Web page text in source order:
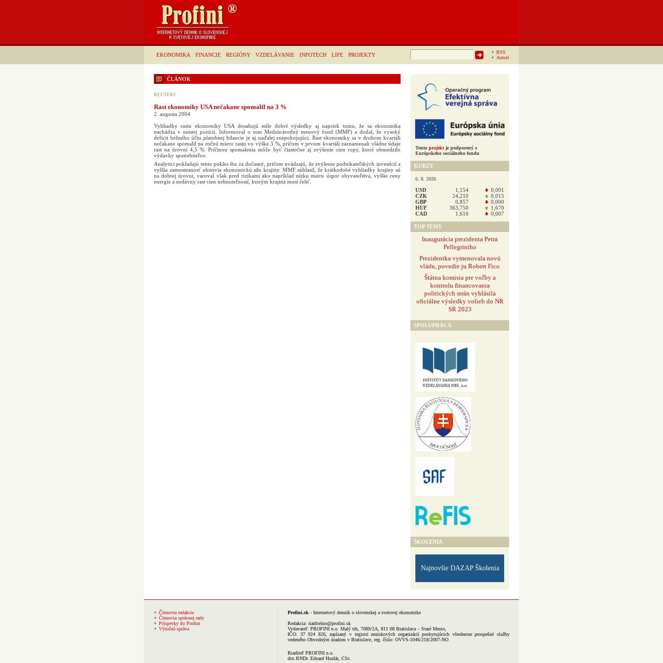
EKONOMIKA FINANCIE REGIÓNY VZDELÁVANIE INFOTECH LIFE PROJEKTY
RSS
Autori
Hľadať:
ČLÁNOK
REUTERS
Rast ekonomiky USA nečakane spomalil na 3 %
2. augusta 2004
Vyhliadky rastu ekonomiky USA dosahujú stále dobré výsledky aj napriek tomu, že sa ekonomika
nachádza v neistej pozícii. Informoval o tom Medzinárodný menový fond (MMF) a dodal, že vysoký
deficit bežného účtu platobnej bilancie je aj naďalej znepokojujúci. Rast ekonomiky sa v druhom kvartáli
nečakane spomalil na ročnú mieru rastu vo výške 3 %, pričom v prvom kvartáli zaznamenali vládne údaje
rast na úrovni 4,5 %. Príčinou spomalenia môže byť čiastočne aj zvýšenie cien ropy, ktoré obmedzilo
výdavky spotrebiteľov.
Analytici pokladajú tento pokles iba za dočasný, pričom uvádzajú, že zvýšenie podnikateľských investícií a
vyššia zamestnanosť obnovia ekonomickú silu krajiny. MMF súhlasil, že krátkodobé vyhliadky krajiny sú
na dobrej úrovni, varoval však pred rizikami ako napríklad nízku mieru úspor obyvateľstva, vyššie ceny
energie a nedávny rast cien nehnuteľností, ktorým krajina musí čeliť.
Tento projekt je podporený z
Európskeho sociálneho fondu
KURZY
6. 8. 2026
USD 1,154
0,001
CZK
24,210
0,015
GBP
0,857
0,000
HUF
363,750
1,670
CAD
1,616 0,007
TOP TÉMY
Inaugurácia prezidenta Petra
Pellegriniho
Prezidentka vymenovala novú
vládu, povedie ju Robert Fico
Štátna komisia pre voľby a
kontrolu financovania
politických strán vyhlásila
oficiálne výsledky volieb do NR
SR 2023
SPOLUPRÁCA
ŠKOLENIA
Najnovšie DAZAP Školenia
Členovia redakcie
Členovia správnej rady
Príspevky do Profini
Výročná správa
Profini.sk - Internetový denník o slovenskej a svetovej ekonomike
Redakcia: riaditelno@profini.sk
Vydavateľ: PROFINI n.o. Malý trh, 7089/2A, 811 08 Bratislava – Staré Mesto,
IČO: 37 924 826, zapísaný v registri neziskových organizácií poskytujúcich všeobecne prospešné služby
vedeného Obvodným úradom v Bratislave, reg. číslo: OVVS-1046/218/2007-NO
Riaditeľ PROFINI n.o.
doc.RNDr. Eduard Hozlár, CSc.